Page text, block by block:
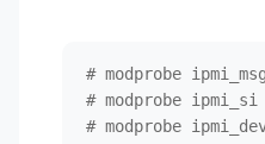
# modprobe
# modprobe ipmi_si
# modprobe